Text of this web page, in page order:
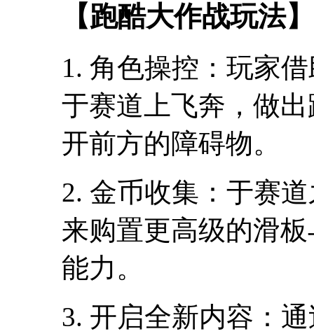
【跑酷大作战玩法】
1. 角色操控：玩家
于赛道上飞奔，做
开前方的障碍物。
2. 金币收集：于赛
来购置更高级的滑
能力。
3. 开启全新内容：